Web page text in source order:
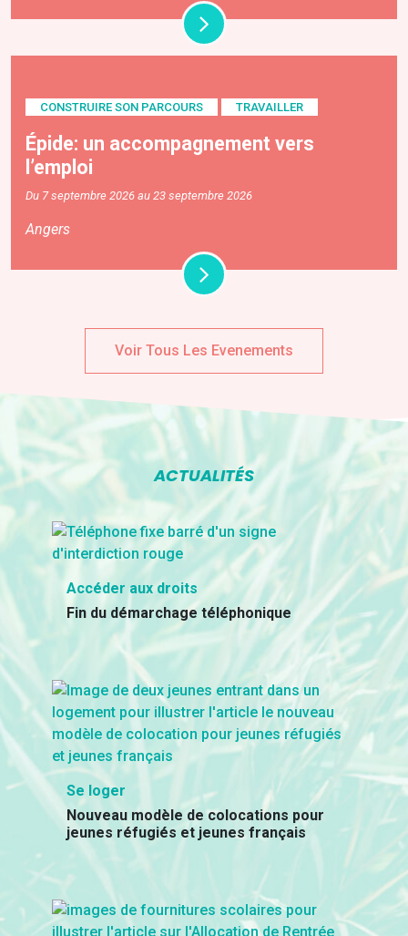
CONSTRUIRE SON PARCOURS TRAVAILLER
Épide: un accompagnement vers
l’emploi
Du 7 septembre 2026 au 23 septembre 2026
Angers
Voir Tous Les Evenements
ACTUALITÉS
Accéder aux droits
Fin du démarchage téléphonique
Se loger
Nouveau modèle de colocations pour
jeunes réfugiés et jeunes français